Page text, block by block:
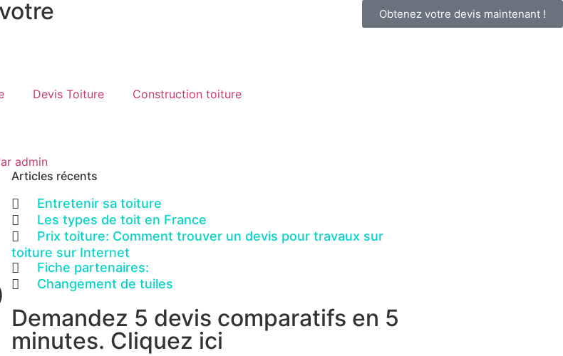
Obtenez votre devis maintenant !
Devis Toiture Construction toiture
admin
Articles récents
Entretenir sa toiture
Les types de toit en France
Prix toiture: Comment trouver un devis pour travaux sur
toiture sur Internet
Fiche partenaires:
Changement de tuiles
Demandez 5 devis comparatifs en 5
minutes. Cliquez ici